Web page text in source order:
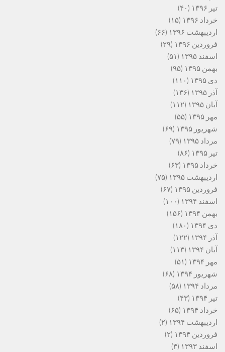
تیر ۱۳۹۶
(۴۰)
خرداد ۱۳۹۶
(۱۵)
اردیبهشت ۱۳۹۶
(۶۶)
فروردین ۱۳۹۶
(۲۹)
اسفند ۱۳۹۵
(۵۱)
بهمن ۱۳۹۵
(۹۵)
دی ۱۳۹۵
(۱۱۰)
آذر ۱۳۹۵
(۱۳۶)
آبان ۱۳۹۵
(۱۱۲)
مهر ۱۳۹۵
(۵۵)
شهریور ۱۳۹۵
(۶۹)
مرداد ۱۳۹۵
(۷۹)
تیر ۱۳۹۵
(۸۶)
خرداد ۱۳۹۵
(۶۳)
اردیبهشت ۱۳۹۵
(۷۵)
فروردین ۱۳۹۵
(۶۷)
اسفند ۱۳۹۴
(۱۰۰)
بهمن ۱۳۹۴
(۱۵۶)
دی ۱۳۹۴
(۱۸۰)
آذر ۱۳۹۴
(۱۲۲)
آبان ۱۳۹۴
(۱۱۳)
مهر ۱۳۹۴
(۵۱)
شهریور ۱۳۹۴
(۶۸)
مرداد ۱۳۹۴
(۵۸)
تیر ۱۳۹۴
(۴۳)
خرداد ۱۳۹۴
(۶۵)
اردیبهشت ۱۳۹۴
(۲)
فروردین ۱۳۹۴
(۲)
اسفند ۱۳۹۳
(۳)